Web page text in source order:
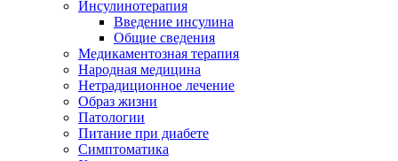
Инсулинотерапия
Введение инсулина
Общие сведения
Медикаментозная терапия
Народная медицина
Нетрадиционное лечение
Образ жизни
Патологии
Питание при диабете
Симптоматика